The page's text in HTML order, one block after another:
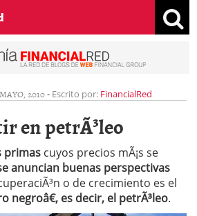
2010- Escrito por: FinancialRed
en petrÃ³leo
primas cuyos precios mÃ¡s se
anuncian buenas perspectivas
o de crecimiento es el
negroâ€, es decir, el petrÃ³leo.